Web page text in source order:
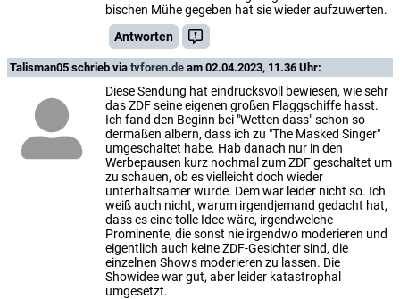
bischen Mühe gegeben hat sie wieder aufzuwerten.
Antworten
Talisman05 schrieb via tvforen.de am 02.04.2023, 11.36 Uhr:
Diese Sendung hat eindrucksvoll bewiesen, wie sehr
das ZDF seine eigenen großen Flaggschiffe hasst.
Ich fand den Beginn bei "Wetten dass" schon so
dermaßen albern, dass ich zu "The Masked Singer"
umgeschaltet habe. Hab danach nur in den
Werbepausen kurz nochmal zum ZDF geschaltet um
zu schauen, ob es vielleicht doch wieder
unterhaltsamer wurde. Dem war leider nicht so. Ich
weiß auch nicht, warum irgendjemand gedacht hat,
dass es eine tolle Idee wäre, irgendwelche
Prominente, die sonst nie irgendwo moderieren und
eigentlich auch keine ZDF-Gesichter sind, die
einzelnen Shows moderieren zu lassen. Die
Showidee war gut, aber leider katastrophal
umgesetzt.